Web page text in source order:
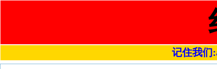
记住我们